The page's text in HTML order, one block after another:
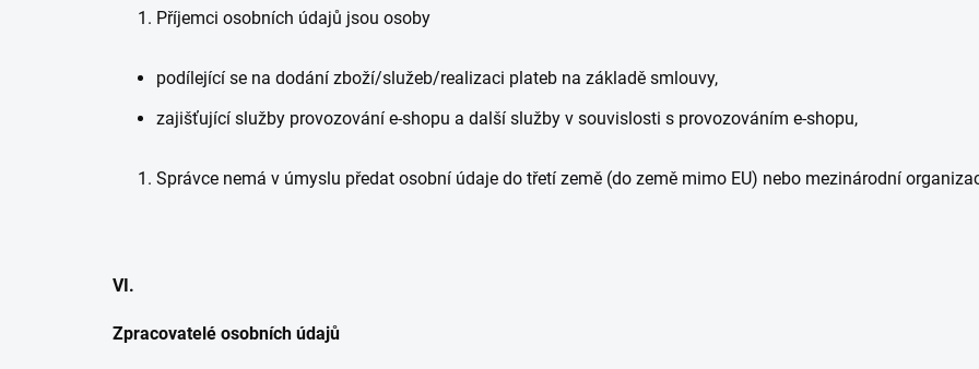
Příjemci osobních údajů jsou osoby
podílející se na dodání zboží/služeb/realizaci plateb na základě smlouvy,
zajišťující služby provozování e-shopu a další služby v souvislosti s provozováním e-shopu,
Správce nemá v úmyslu předat osobní údaje do třetí země (do země mimo EU) nebo mezinárodní
VI.
Zpracovatelé osobních údajů